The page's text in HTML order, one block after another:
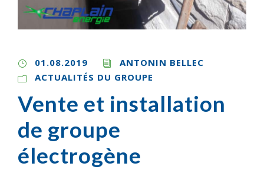
01.08.2019
ANTONIN BELLEC
ACTUALITÉS DU GROUPE
Vente et installation
de groupe
électrogène